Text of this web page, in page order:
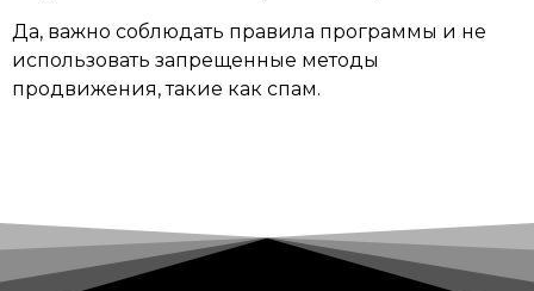
Да, важно соблюдать правила программы и не
использовать запрещенные методы
продвижения, такие как спам.